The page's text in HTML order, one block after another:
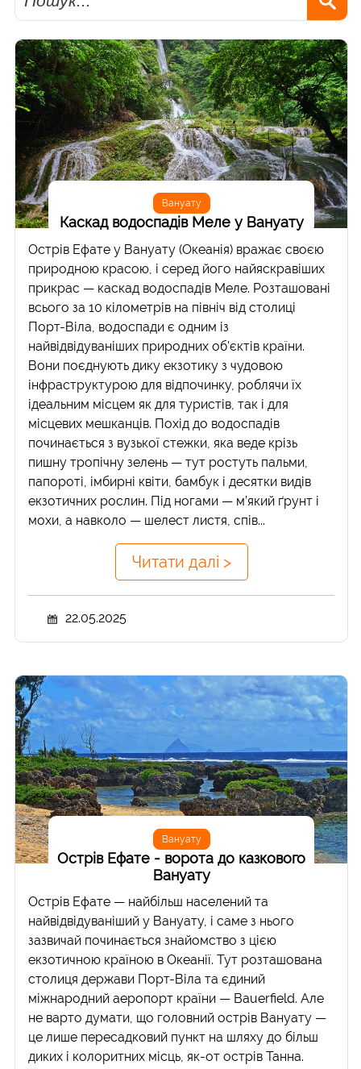
Вануату
Каскад водоспадів Меле у Вануату
Острів Ефате у Вануату (Океанія) вражає своєю
природною красою, і серед його найяскравіших
прикрас — каскад водоспадів Меле. Розташовані
всього за 10 кілометрів на північ від столиці
Порт-Віла, водоспади є одним із
найвідвідуваніших природних об'єктів країни.
Вони поєднують дику екзотику з чудовою
інфраструктурою для відпочинку, роблячи їх
ідеальним місцем як для туристів, так і для
місцевих мешканців. Похід до водоспадів
починається з вузької стежки, яка веде крізь
пишну тропічну зелень — тут ростуть пальми,
папороті, імбирні квіти, бамбук і десятки видів
екзотичних рослин. Під ногами — м’який ґрунт і
мохи, а навколо — шелест листя, спів...
Читати далі >
22.05.2025
Вануату
Острів Ефате - ворота до казкового
Вануату
Острів Ефате — найбільш населений та
найвідвідуваніший у Вануату, і саме з нього
зазвичай починається знайомство з цією
екзотичною країною в Океанії. Тут розташована
столиця держави Порт-Віла та єдиний
міжнародний аеропорт країни — Bauerfield. Але
не варто думати, що головний острів Вануату —
це лише пересадковий пункт на шляху до більш
диких і колоритних місць, як-от острів Танна.